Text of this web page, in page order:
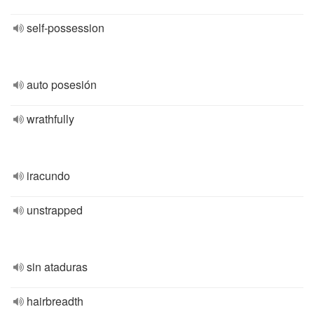
self-possession
auto posesión
wrathfully
iracundo
unstrapped
sin ataduras
hairbreadth